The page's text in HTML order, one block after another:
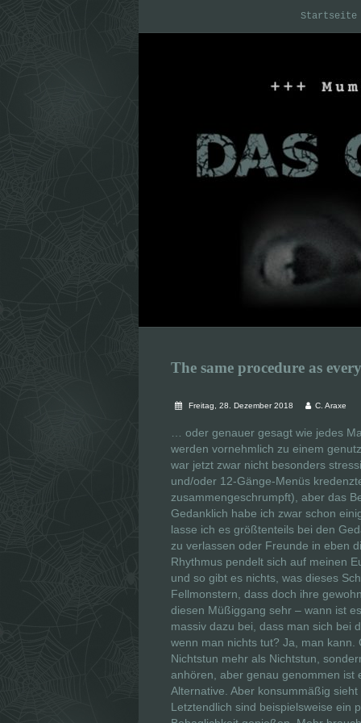
Startseite
The same procedure as
Freitag, 28. Dezember 2018 C. Araxe
… oder genauer gesagt wie jedes
werden vornehmlich zu einem
war jetzt zwar nicht besonders
und/oder 12-Gänge-Menüs
zusammengeschrumpft), aber das
Gedanklich habe ich zwar schon
lasse ich es größtenteils bei den
zu verlassen oder Freunde in eben
Rhythmus pendelt sich auf meinen
und so gibt es nichts, was dieses
Fellmonstern, dass doch ihre
diesen Müßiggang sehr – wann ist
massiv dazu bei, dass man sich bei
wenn man nichts tut? Ja, man
Nichtstun mehr als Nichtstun,
anhören, aber genau genommen ist
Alternative. Aber konsummäßig
Letztendlich sind beispielsweise ein